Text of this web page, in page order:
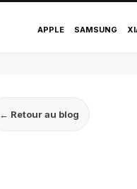
APPLE SAMSUNG
← Retour au blog